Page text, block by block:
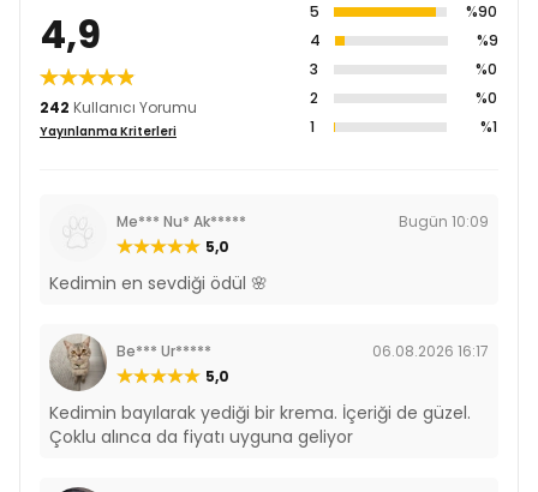
4,9
242 Kullanıcı Yorumu
Yayınlanma Kriterleri
5
%90
4
%9
3
%0
2
%0
1
%1
Me*** Nu* Ak*****
Bugün 10:09
5,0
Kedimin en sevdiği ödül 🌸
Be*** Ur*****
06.08.2026 16:17
5,0
Kedimin bayılarak yediği bir krema. İçeriği de güzel.
Çoklu alınca da fiyatı uyguna geliyor